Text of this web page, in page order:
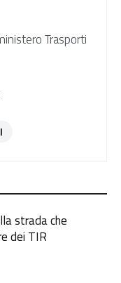
Trasporti
strada che
dei TIR